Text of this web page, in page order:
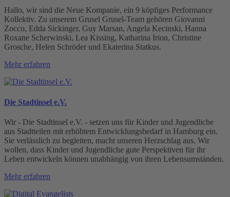
Hallo, wir sind die Neue Kompanie, ein 9 köpfiges Performance
Kollektiv. Zu unserem Grusel Grusel-Team gehören Giovanni
Zocco, Edda Sickinger, Guy Marsan, Angela Kecinski, Hanna
Roxane Scherwinski, Lea Kissing, Katharina Irion, Christine
Grosche, Helen Schröder und Ekaterina Statkus.
Mehr erfahren
Die Stadtinsel e.V.
Wir - Die Stadtinsel e.V. - setzen uns für Kinder und Jugendliche
aus Stadtteilen mit erhöhtem Entwicklungsbedarf in Hamburg ein.
Sie verlässlich zu begleiten, macht unseren Herzschlag aus. Wir
wollen, dass Kinder und Jugendliche gute Perspektiven für ihr
Leben entwickeln können unabhängig von ihren Lebensumständen.
Mehr erfahren